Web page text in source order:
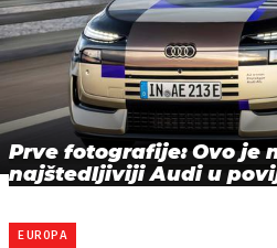
Prve fotografije: Ovo je
najštedljiviji Audi u
EUROPA